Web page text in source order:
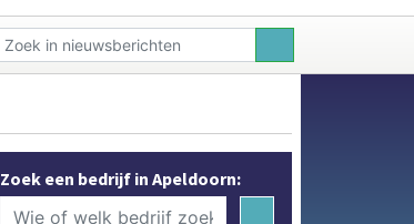
Zoek een bedrijf in Apeldoorn: